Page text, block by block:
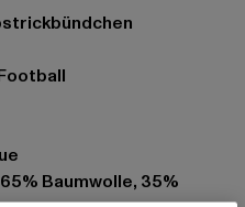
Baumwolle, 35%